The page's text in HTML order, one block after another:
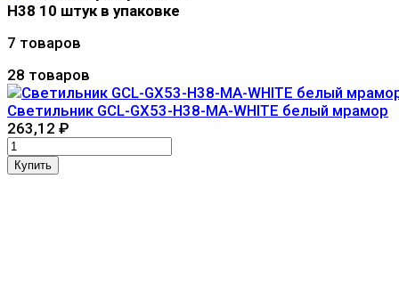
Н38 10 штук в упаковке
7 товаров
28 товаров
Светильник GCL-GX53-H38-MA-WHITE белый мрамор
263,12 ₽
Купить